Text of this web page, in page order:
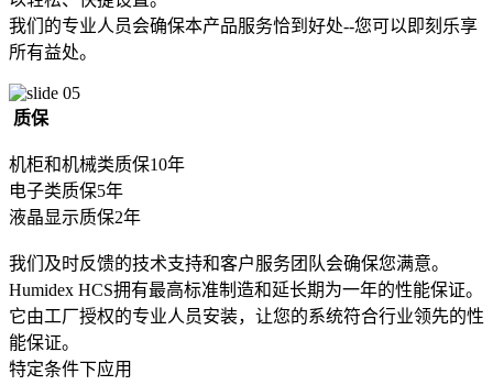
我们的专业人员会确保本产品服务恰到好处--您可以即刻乐享
所有益处。
质保
机柜和机械类质保10年
电子类质保5年
液晶显示质保2年
我们及时反馈的技术支持和客户服务团队会确保您满意。
Humidex HCS拥有最高标准制造和延长期为一年的性能保证。
它由工厂授权的专业人员安装，让您的系统符合行业领先的性
能保证。
特定条件下应用